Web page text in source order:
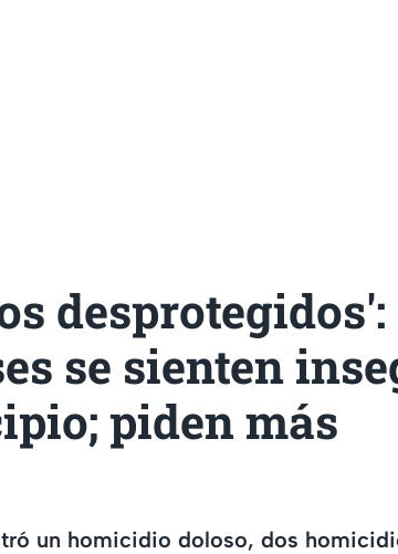
desprotegidos':
se sienten
piden más
un homicidio doloso, dos